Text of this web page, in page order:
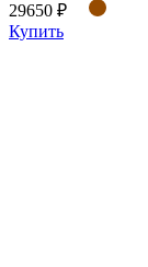
29650 ₽
Купить